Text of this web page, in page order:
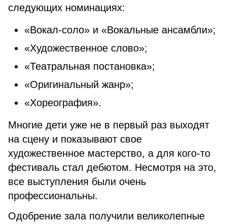
следующих номинациях:
«Вокал-соло» и «Вокальные ансамбли»;
«Художественное слово»;
«Театральная постановка»;
«Оригинальный жанр»;
«Хореография».
Многие дети уже не в первый раз выходят
на сцену и показывают свое
художественное мастерство, а для кого-то
фестиваль стал дебютом. Несмотря на это,
все выступления были очень
профессиональны.
Одобрение зала получили великолепные